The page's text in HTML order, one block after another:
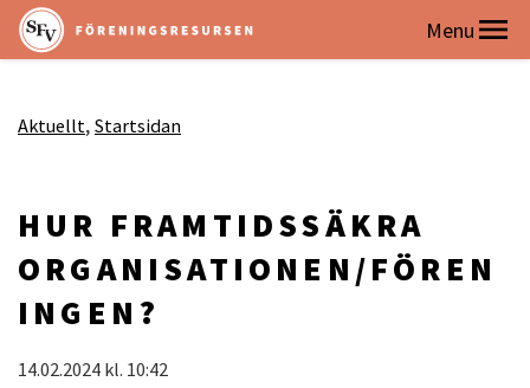
Aktuellt Startsidan
HUR FRAMTIDSSÄKRA
ORGANISATIONEN/FÖREN
INGEN?
14.02.2024 kl. 10:42